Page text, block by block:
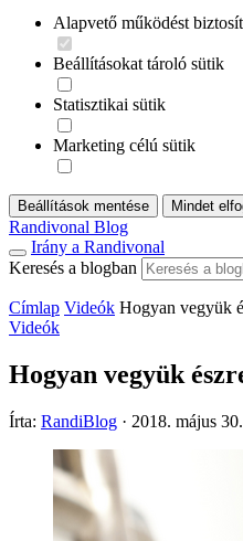
Alapvető működést
Beállításokat tároló sütik
Statisztikai sütik
Marketing célú sütik
Beállítások mentése Mindet
Randivonal Blog
Irány a Randivonal
Keresés a blogban
Címlap Videók Hogyan vegyük
Videók
Hogyan vegyük
Írta: RandiBlog · 2018. május 30.